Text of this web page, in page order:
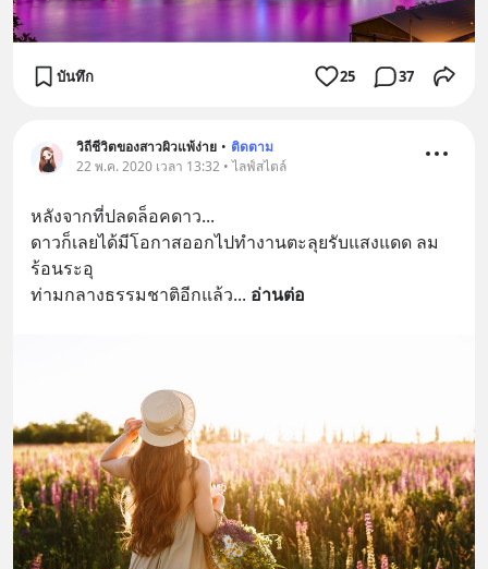
บันทึก 25 37
วิถีชีวิตของสาวผิวแพ้ง่าย • ติดตาม
22 พ.ค. 2020 เวลา 13:32 • ไลฟ์สไตล์
หลังจากที่ปลดล็อคดาว...
ดาวก็เลยได้มีโอกาสออกไปทำงานตะลุยรับแสงแดด ลม
ร้อนระอุ
ท่ามกลางธรรมชาติอีกแล้ว... อ่านต่อ